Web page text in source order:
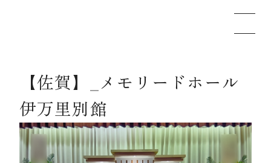
メモリードのお葬式について
葬儀の流れ
【佐賀】_メモリードホール
伊万里別館